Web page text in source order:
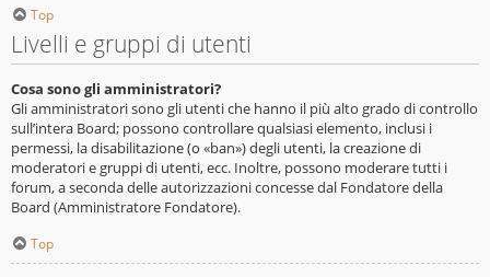
Top
Livelli e gruppi di utenti
Cosa sono gli amministratori?
Gli amministratori sono gli utenti che hanno il più alto grado di controllo
sull’intera Board; possono controllare qualsiasi elemento, inclusi i
permessi, la disabilitazione (o «ban») degli utenti, la creazione di
moderatori e gruppi di utenti, ecc. Inoltre, possono moderare tutti i
forum, a seconda delle autorizzazioni concesse dal Fondatore della
Board (Amministratore Fondatore).
Top